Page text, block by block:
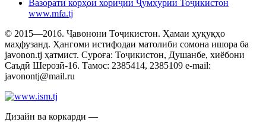
Вазорати корҳои хориҷии Ҷумҳурии Тоҷикистон
www.mfa.tj
© 2015—2016. Ҷавонони Тоҷикистон. Ҳамаи ҳуқуқҳо
маҳфузанд. Ҳангоми истифодаи матолиби сомона ишора ба
javonon.tj ҳатмист. Суроға: Тоҷикистон, Душанбе, хиёбони
Саъдӣ Шерозӣ-16. Тамос: 2385414, 2385109 e-mail:
javonontj@mail.ru
Дизайн ва коркарди —